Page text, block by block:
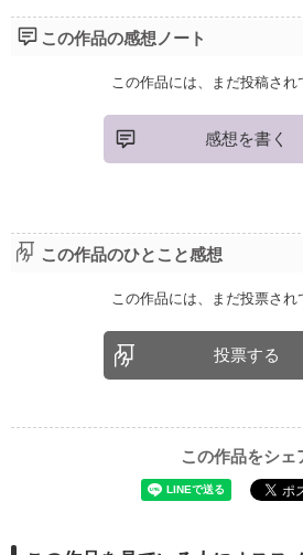
この作品の感想ノート
この作品には、まだ投稿され
感想を書く
この作品のひとこと感想
この作品には、まだ投票され
投票する
この作品をシェ